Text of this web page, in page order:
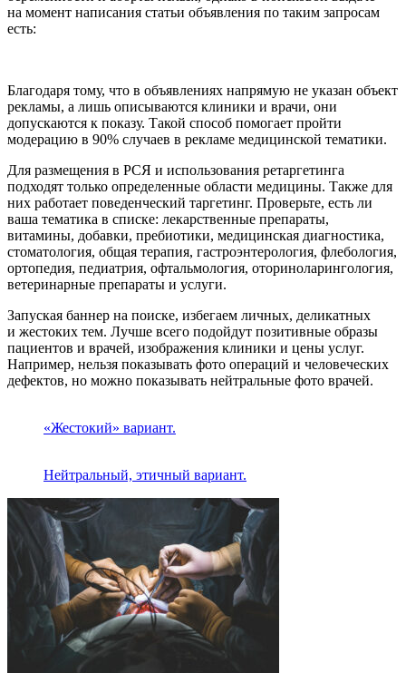
на момент написания статьи объявления по таким запросам
есть:
Благодаря тому, что в объявлениях напрямую не указан объект
рекламы, а лишь описываются клиники и врачи, они
допускаются к показу. Такой способ помогает пройти
модерацию в 90% случаев в рекламе медицинской тематики.
Для размещения в РСЯ и использования ретаргетинга
подходят только определенные области медицины. Также для
них работает поведенческий таргетинг. Проверьте, есть ли
ваша тематика в списке: лекарственные препараты,
витамины, добавки, пребиотики, медицинская диагностика,
стоматология, общая терапия, гастроэнтерология, флебология,
ортопедия, педиатрия, офтальмология, оториноларингология,
ветеринарные препараты и услуги.
Запуская баннер на поиске, избегаем личных, деликатных
и жестоких тем. Лучше всего подойдут позитивные образы
пациентов и врачей, изображения клиники и цены услуг.
Например, нельзя показывать фото операций и человеческих
дефектов, но можно показывать нейтральные фото врачей.
«Жестокий» вариант.
Нейтральный, этичный вариант.